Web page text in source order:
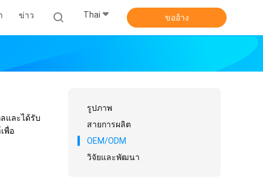
ข่าว Thai ขออ้าง
และได้รับ
พื่อ
รูปภาพ
สายการผลิต
OEM/ODM
วิจัยและพัฒนา